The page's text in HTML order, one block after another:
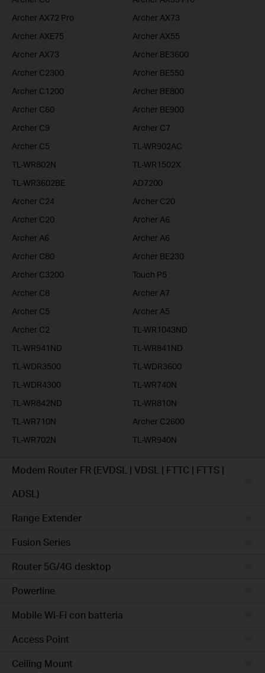
Archer AX72 Pro
Archer AX73
Archer AXE75
Archer AX55
Archer AX73
Archer BE3600
Archer C2300
Archer BE550
Archer C1200
Archer BE800
Archer C60
Archer BE900
Archer C9
Archer C7
Archer C5
TL-WR902AC
TL-WR802N
TL-WR1502X
TL-WR3602BE
AD7200
Archer C24
Archer C20
Archer C20
Archer A6
Archer A6
Archer A6
Archer C80
Archer BE230
Archer C3200
Touch P5
Archer C8
Archer A7
Archer C5
Archer A5
Archer C2
TL-WR1043ND
TL-WR941ND
TL-WR841ND
TL-WDR3500
TL-WDR3600
TL-WDR4300
TL-WR740N
TL-WR842ND
TL-WR810N
TL-WR710N
Archer C2600
TL-WR702N
TL-WR940N
Modem Router FR (EVDSL | VDSL | FTTC | FTTS |
ADSL)
Range Extender
Fusion Series
Router 5G/4G desktop
Powerline
Mobile Wi-Fi con batteria
Access Point
Ceiling Mount